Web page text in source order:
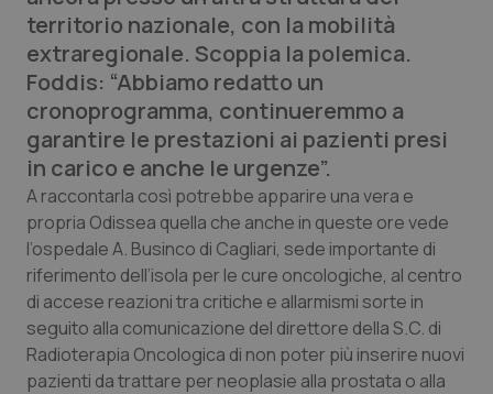
Calabria
Campania
Emilia-Romagna
Friuli Venezia Giulia
Lazio
Liguria
Lombardia
Asma & BPCO
Car-T
Colesterolo & coronaropatie
Dermatite Atopica
Diabete & glucometri
Disturbi dell’umore
Dolore
territorio nazionale, con la mobilità
extraregionale. Scoppia la polemica.
Foddis: “Abbiamo redatto un
cronoprogramma, continueremmo a
garantire le prestazioni ai pazienti presi
in carico e anche le urgenze”.
A raccontarla così potrebbe apparire una vera e
propria Odissea quella che anche in queste ore vede
l’ospedale A. Businco di Cagliari, sede importante di
riferimento dell’isola per le cure oncologiche, al centro
di accese reazioni tra critiche e allarmismi sorte in
seguito alla comunicazione del direttore della S.C. di
Radioterapia Oncologica di non poter più inserire nuovi
pazienti da trattare per neoplasie alla prostata o alla